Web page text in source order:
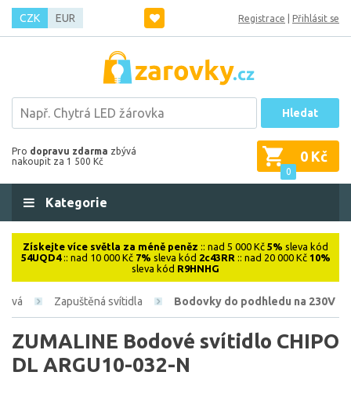
CZK EUR Registrace Přihlásit se
Hledat
Pro dopravu zdarma zbývá
nakoupit za 1 500 Kč
0
0 Kč
Kategorie
Získejte více světla za méně peněz :: nad 5 000 Kč 5% sleva kód
54UQD4:: nad 10 000 Kč 7% sleva kód 2c43RR :: nad 20 000 Kč 10%
sleva kód R9HNHG
Zapuštěná svítidla Bodovky do podhledu na 230V
ZUMALINE Bodové svítidlo CHIPO
DL ARGU10-032-N